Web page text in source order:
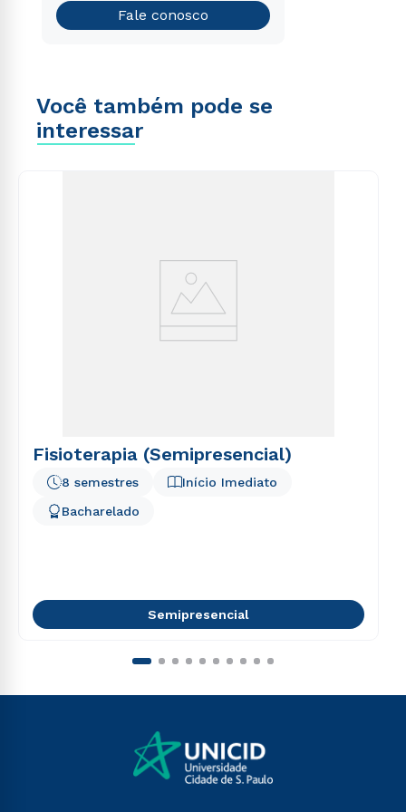
Teste vocacional
Fale conosco
Você também pode se
interessar
Fisioterapia (Semipresencial)
Início Imediato
8 semestres
Bacharelado
Semipresencial